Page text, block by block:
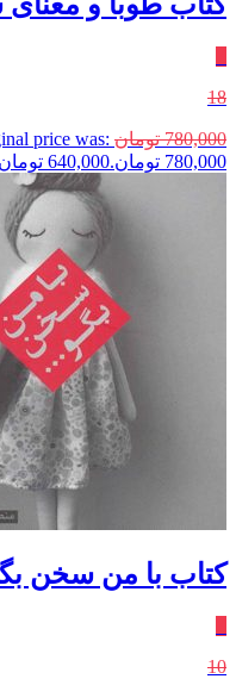
18
780,000 تومان price was:
780,000 تومان.
640,000 تومان
کتاب با من سخن
10